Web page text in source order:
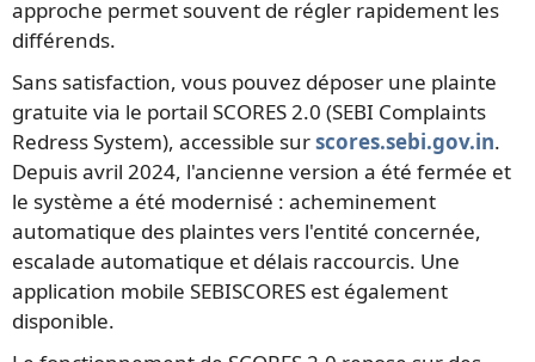
approche permet souvent de régler rapidement les
différends.
Sans satisfaction, vous pouvez déposer une plainte
gratuite via le portail SCORES 2.0 (SEBI Complaints
Redress System), accessible surscores.sebi.gov.in.
Depuis avril 2024, l'ancienne version a été fermée et
le système a été modernisé : acheminement
automatique des plaintes vers l'entité concernée,
escalade automatique et délais raccourcis. Une
application mobile SEBISCORES est également
disponible.